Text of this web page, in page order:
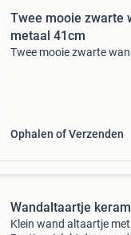
Twee mooie zwarte
metaal 41cm
Twee mooie zwarte
Ophalen of Verzenden
Wandaltaartje
Klein wand altaartje